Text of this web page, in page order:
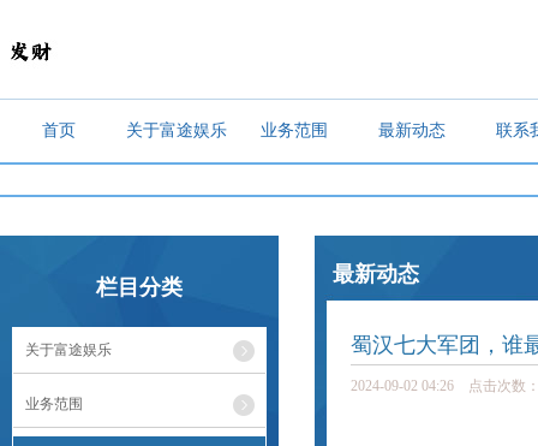
首页 关于富途娱乐 业务范围 最新动态 联系
栏目分类
关于富途娱乐
业务范围
最新动态
蜀汉七大军团，谁
2024-09-02 04:26 点击次数